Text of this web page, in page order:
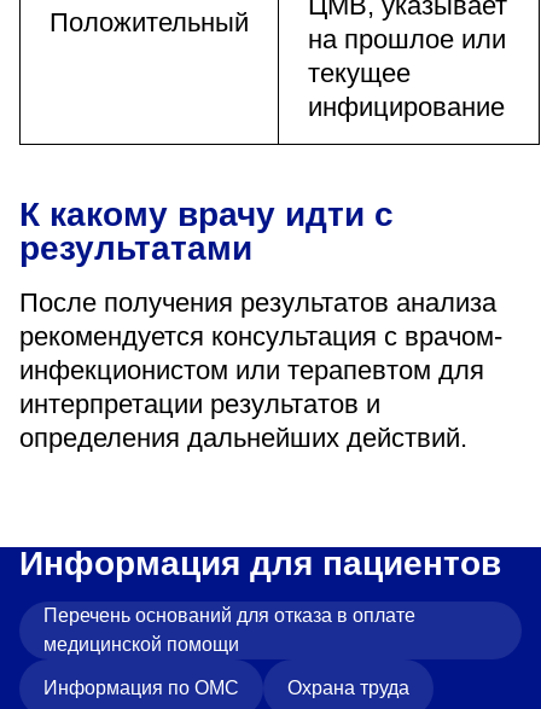
Положительный
на прошлое или
текущее
инфицирование
К какому врачу идти с
результатами
После получения результатов анализа
рекомендуется консультация с врачом-
инфекционистом или терапевтом для
интерпретации результатов и
определения дальнейших действий.
Информация для пациентов
Перечень оснований для отказа в оплате
медицинской помощи
Информация по ОМС Охрана труда